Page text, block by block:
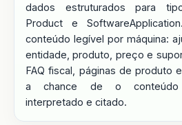
dados estruturados para
Product e
conteúdo legível por máquina:
entidade, produto, preço e
FAQ fiscal, páginas de produto
a chance de o conteúdo
interpretado e citado.